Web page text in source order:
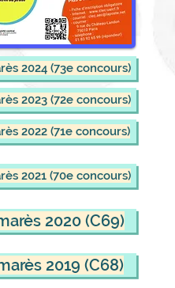
2024 (73e concours)
2023 (72e concours)
2022 (71e concours)
2021 (70e concours)
2020 (C69)
2019 (C68)